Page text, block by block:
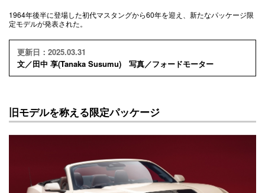
1964年後半に登場した初代マスタングから60年を迎え、新たなパッケージ限
定モデルが発表された。
更新日：2025.03.31
文／田中 享(Tanaka Susumu) 写真／フォードモーター
旧モデルを称える限定パッケージ